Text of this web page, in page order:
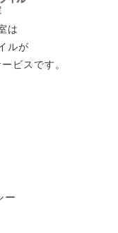
は
ルが
ビスです。
ー